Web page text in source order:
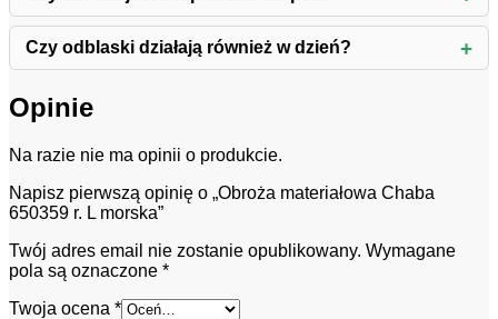
Czy odblaski działają również w dzień?
Opinie
Na razie nie ma opinii o produkcie.
Napisz pierwszą opinię o „Obroża materiałowa Chaba
650359 r. L morska”
Twój adres email nie zostanie opublikowany. Wymagane
pola są oznaczone *
Twoja ocena *